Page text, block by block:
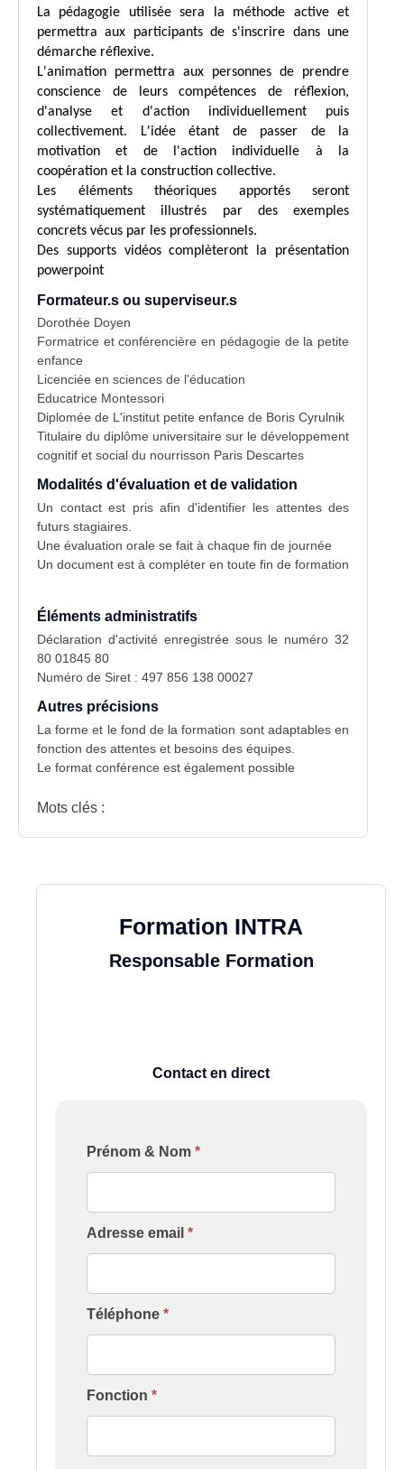
La pédagogie utilisée sera la méthode active et
permettra aux participants de s'inscrire dans une
démarche réflexive.
L'animation permettra aux personnes de prendre
conscience de leurs compétences de réflexion,
d'analyse et d'action individuellement puis
collectivement. L'idée étant de passer de la
motivation et de l'action individuelle à la
coopération et la construction collective.
Les éléments théoriques apportés seront
systématiquement illustrés par des exemples
concrets vécus par les professionnels.
Des supports vidéos complèteront la présentation
powerpoint
Formateur.s ou superviseur.s
Dorothée Doyen
Formatrice et conférencière en pédagogie de la petite
enfance
Licenciée en sciences de l'éducation
Educatrice Montessori
Diplomée de L'institut petite enfance de Boris Cyrulnik
Titulaire du diplôme universitaire sur le développement
cognitif et social du nourrisson Paris Descartes
Modalités d'évaluation et de validation
Un contact est pris afin d'identifier les attentes des
futurs stagiaires.
Une évaluation orale se fait à chaque fin de journée
Un document est à compléter en toute fin de formation
Éléments administratifs
Déclaration d'activité enregistrée sous le numéro 32
80 01845 80
Numéro de Siret : 497 856 138 00027
Autres précisions
La forme et le fond de la formation sont adaptables en
fonction des attentes et besoins des équipes.
Le format conférence est également possible
Mots clés :
Formation INTRA
Responsable Formation
Contact en direct
Formulaire
[Contact
Prénom & Nom *
Adresse email *
Téléphone *
Fonction *